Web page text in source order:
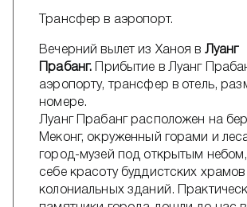
Трансфер в аэропорт.
Вечерний вылет из Ханоя в Луанг
Прабанг. Прибытие в Луанг
аэропорту, трансфер в отель,
номере.
Луанг Прабанг расположен на
Меконг, окруженный горами и
город-музей под открытым
себе красоту буддистских
колониальных зданий.